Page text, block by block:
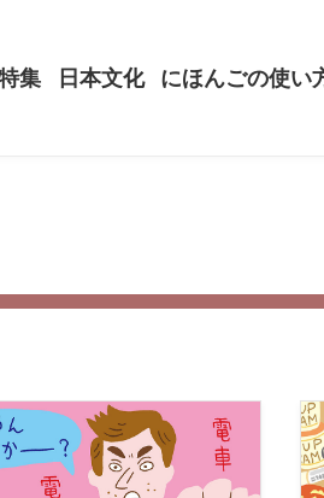
集 日本文化 にほんごの使い